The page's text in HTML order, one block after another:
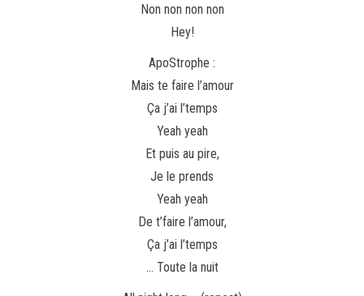
Non non non non
Hey!
ApoStrophe :
Mais te faire l’amour
Ça j’ai l’temps
Yeah yeah
Et puis au pire,
Je le prends
Yeah yeah
De t’faire l’amour,
Ça j’ai l’temps
… Toute la nuit